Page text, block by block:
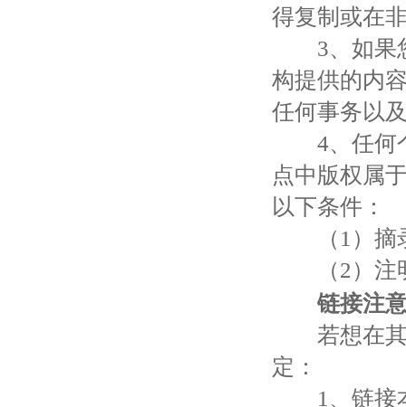
得复制或在
3、如果您
构提供的内
任何事务以
4、任何个
点中版权属
以下条件：
（1）摘录
（2）注明
链接注
若想在其
定：
1、链接本